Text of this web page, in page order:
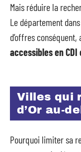
Mais réduire la
Le département
d’offres conséquent,
accessibles en CDI
Villes qui
d’Or au-
Pourquoi limiter sa